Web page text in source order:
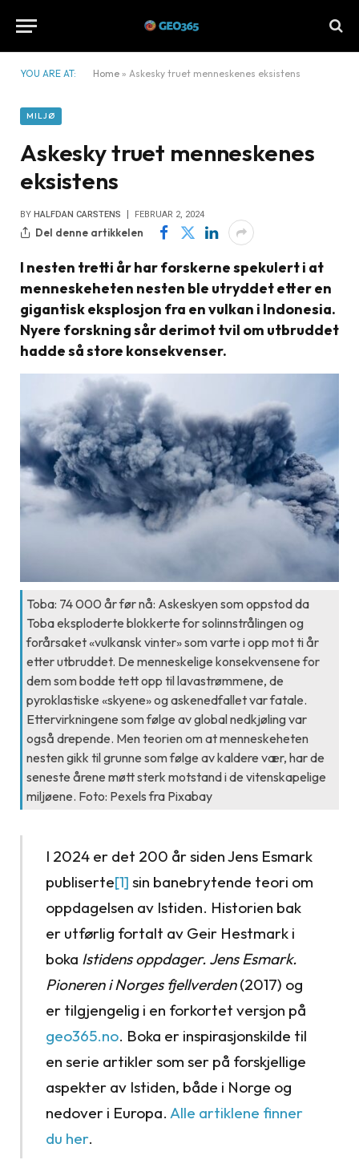
YOU ARE AT: Home » Askesky truet menneskenes eksistens
MILJØ
Askesky truet menneskenes
eksistens
BY HALFDAN CARSTENS FEBRUAR 2, 2024
Del denne artikkelen
I nesten tretti år har forskerne spekulert i at
menneskeheten nesten ble utryddet etter en
gigantisk eksplosjon fra en vulkan i Indonesia.
Nyere forskning sår derimot tvil om utbruddet
hadde så store konsekvenser.
Toba: 74 000 år før nå: Askeskyen som oppstod da
Toba eksploderte blokkerte for solinnstrålingen og
forårsaket «vulkansk vinter» som varte i opp mot ti år
etter utbruddet. De menneskelige konsekvensene for
dem som bodde tett opp til lavastrømmene, de
pyroklastiske «skyene» og askenedfallet var fatale.
Ettervirkningene som følge av global nedkjøling var
også drepende. Men teorien om at menneskeheten
nesten gikk til grunne som følge av kaldere vær, har de
seneste årene møtt sterk motstand i de vitenskapelige
miljøene. Foto: Pexels fra Pixabay
I 2024 er det 200 år siden Jens Esmark
publiserte[1] sin banebrytende teori om
oppdagelsen av Istiden. Historien bak
er utførlig fortalt av Geir Hestmark i
boka Istidens oppdager. Jens Esmark.
Pioneren i Norges fjellverden(2017) og
er tilgjengelig i en forkortet versjon på
geo365.no. Boka er inspirasjonskilde til
en serie artikler som ser på forskjellige
aspekter av Istiden, både i Norge og
nedover i Europa. Alle artiklene finner
du her.